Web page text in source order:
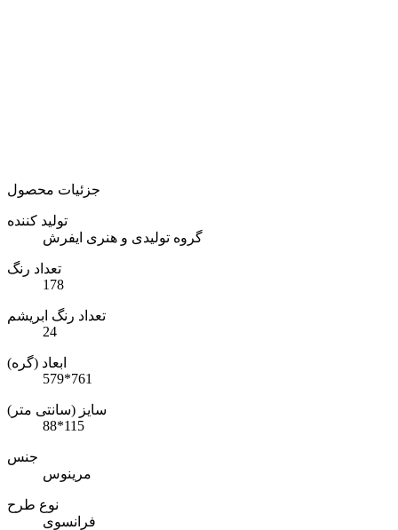
جزئیات محصول
تولید کننده
گروه تولیدی و هنری ایفرش
تعداد رنگ
178
تعداد رنگ ابریشم
24
ابعاد (گره)
579*761
سایز (سانتی متر)
88*115
جنس
مرینوس
نوع طرح
فرانسوی